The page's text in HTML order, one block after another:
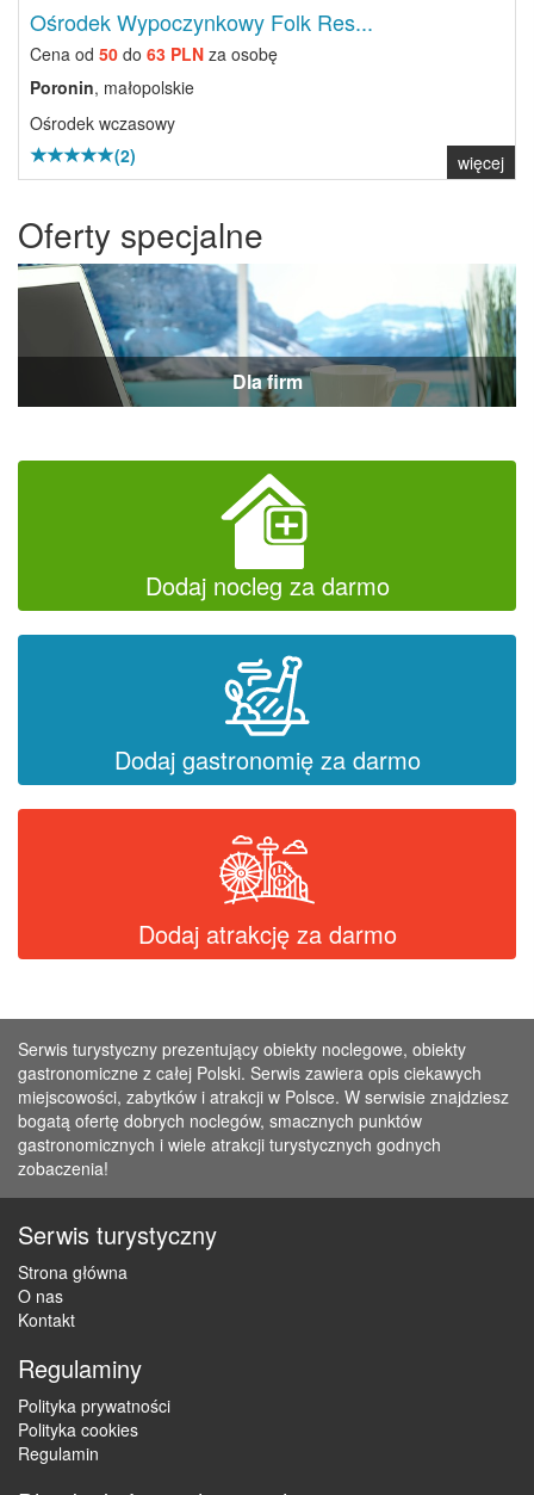
Ośrodek Wypoczynkowy Folk Res...
Cena od 50 do 63 PLN za osobę
Poronin, małopolskie
Ośrodek wczasowy
(2)
więcej
Oferty specjalne
Dla firm
Dodaj nocleg za darmo
Dodaj gastronomię za darmo
Dodaj atrakcję za darmo
Serwis turystyczny prezentujący obiekty noclegowe, obiekty
gastronomiczne z całej Polski. Serwis zawiera opis ciekawych
miejscowości, zabytków i atrakcji w Polsce. W serwisie znajdziesz
bogatą ofertę dobrych noclegów, smacznych punktów
gastronomicznych i wiele atrakcji turystycznych godnych
zobaczenia!
Serwis turystyczny
Strona główna
O nas
Kontakt
Regulaminy
Polityka prywatności
Polityka cookies
Regulamin